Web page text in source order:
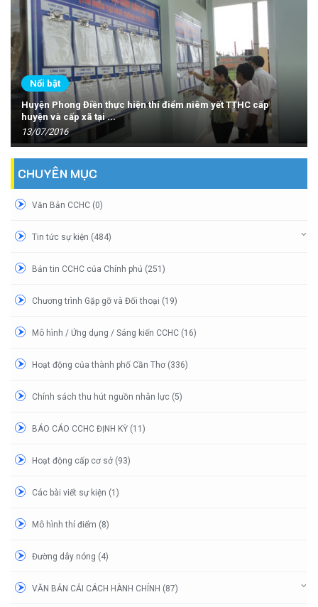
Nổi bật
Huyện Phong Điền thực hiện thí điểm niêm yết TTHC cấp
huyện và cấp xã tại ...
13/07/2016
CHUYÊN MỤC
Văn Bản CCHC (0)
Tin tức sự kiện (484)
Bản tin CCHC của Chính phủ (251)
Chương trình Gặp gỡ và Đối thoại (19)
Mô hình / Ứng dụng / Sáng kiến CCHC (16)
Hoạt động của thành phố Cần Thơ (336)
Chính sách thu hút nguồn nhân lực (5)
BÁO CÁO CCHC ĐỊNH KỲ (11)
Hoạt động cấp cơ sở (93)
Các bài viết sự kiện (1)
Mô hình thí điểm (8)
Đường dây nóng (4)
VĂN BẢN CẢI CÁCH HÀNH CHÍNH (87)